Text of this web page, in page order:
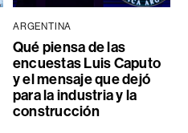
ARGENTINA
Qué piensa de las
encuestas Luis Caputo
y el mensaje que dejó
para la industria y la
construcción